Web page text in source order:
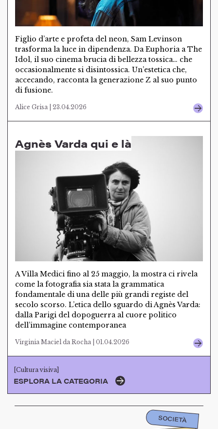
Figlio d’arte e profeta del neon, Sam Levinson
trasforma la luce in dipendenza. Da Euphoria a The
Idol, il suo cinema brucia di bellezza tossica… che
occasionalmente si disintossica. Un’estetica che,
accecando, racconta la generazione Z al suo punto
di fusione.
Alice Grisa | 23.04.2026
Agnès Varda qui e là
A Villa Medici fino al 25 maggio, la mostra ci rivela
come la fotografia sia stata la grammatica
fondamentale di una delle più grandi registe del
secolo scorso. L’etica dello sguardo di Agnès Varda:
dalla Parigi del dopoguerra al cuore politico
dell’immagine contemporanea
Virginia Maciel da Rocha | 01.04.2026
[Cultura visiva]
ESPLORA LA CATEGORIA
SOCIETÀ